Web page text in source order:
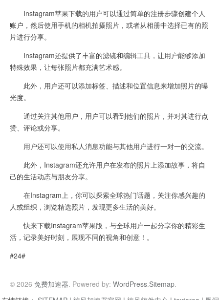
Instagram苹果下载的用户可以通过简单的注册步骤创建个人
账户，然后使用手机的相机拍摄照片，或者从相册中选择已有的照
片进行分享。
Instagram还提供了丰富的滤镜和编辑工具，让用户能够添加
特殊效果，让每张照片都充满艺术感。
此外，用户还可以添加标签、描述和位置信息来增加照片的曝
光度。
通过关注其他用户，用户可以看到他们的照片，并对其进行点
赞、评论或分享。
用户还可以使用私人消息功能与其他用户进行一对一的交流。
此外，Instagram还允许用户在发布的照片上添加故事，将自
己的生活动态与朋友分享。
在Instagram上，你可以探索全球热门话题，关注你感兴趣的
人或组织，浏览精选照片，发现更多生活的美好。
快来下载Instagram苹果版，与全球用户一起分享你的精彩生
活，记录美好时刻，展现不同的视角和创意！。
#24#
© 2026 免费加速器. Powered by: WordPress.Sitemap.